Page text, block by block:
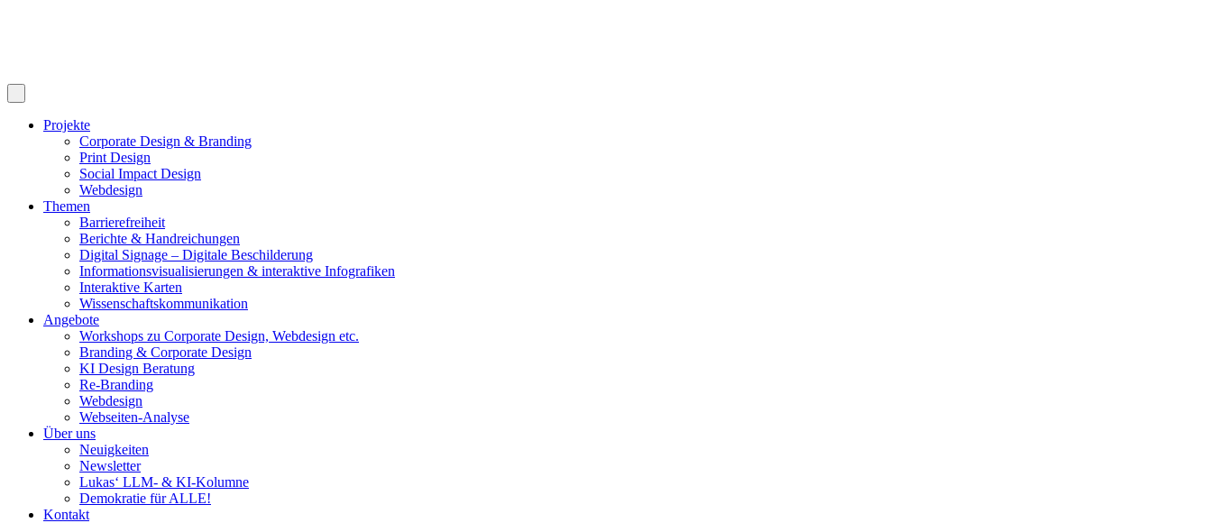
Projekte
Corporate Design & Branding
Print Design
Social Impact Design
Webdesign
Themen
Barrierefreiheit
Berichte & Handreichungen
Digital Signage – Digitale Beschilderung
Informationsvisualisierungen & interaktive Infografiken
Interaktive Karten
Wissenschaftskommunikation
Angebote
Workshops zu Corporate Design, Webdesign etc.
Branding & Corporate Design
KI Design Beratung
Re-Branding
Webdesign
Webseiten-Analyse
Über uns
Neuigkeiten
Newsletter
Lukas‘ LLM- & KI-Kolumne
Demokratie für ALLE!
Kontakt